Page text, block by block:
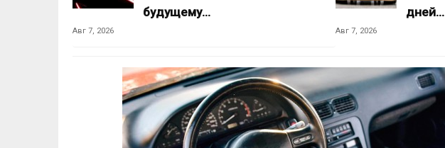
будущему…
Авг 7, 2026
дней…
Авг 7, 2026